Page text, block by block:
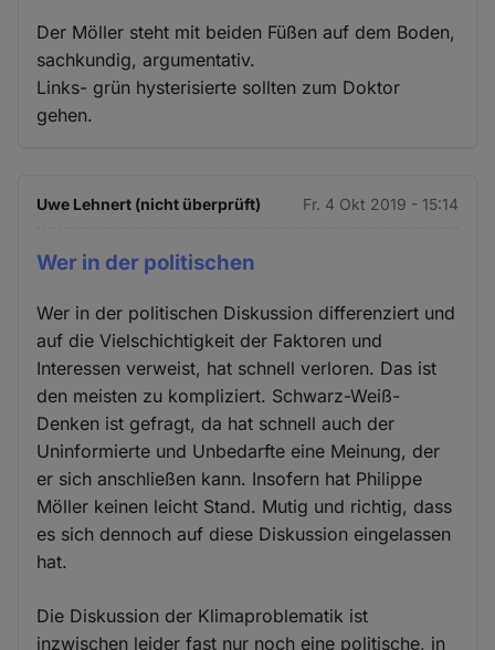
Der Möller steht mit beiden Füßen auf dem Boden,
sachkundig, argumentativ.
Links- grün hysterisierte sollten zum Doktor
gehen.
Uwe Lehnert (nicht überprüft) Fr. 4 Okt 2019 - 15:14
Wer in der politischen
Wer in der politischen Diskussion differenziert und
auf die Vielschichtigkeit der Faktoren und
Interessen verweist, hat schnell verloren. Das ist
den meisten zu kompliziert. Schwarz-Weiß-
Denken ist gefragt, da hat schnell auch der
Uninformierte und Unbedarfte eine Meinung, der
er sich anschließen kann. Insofern hat Philippe
Möller keinen leicht Stand. Mutig und richtig, dass
es sich dennoch auf diese Diskussion eingelassen
hat.
Die Diskussion der Klimaproblematik ist
inzwischen leider fast nur noch eine politische, in